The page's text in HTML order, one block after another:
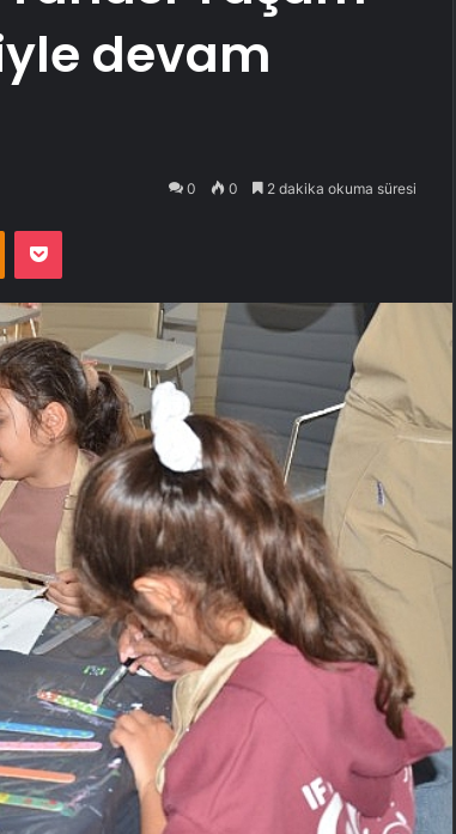
devam
0 0 2 dakika okuma süresi
Odnoklassniki
Pocket